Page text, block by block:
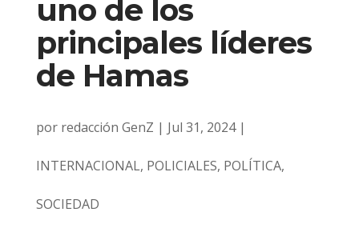
uno de los
principales líderes
de Hamas
por redacción GenZ | Jul 31, 2024|
INTERNACIONAL, POLICIALES, POLÍTICA,
SOCIEDAD